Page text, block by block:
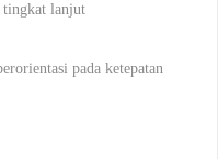
tingkat lanjut
pada ketepatan